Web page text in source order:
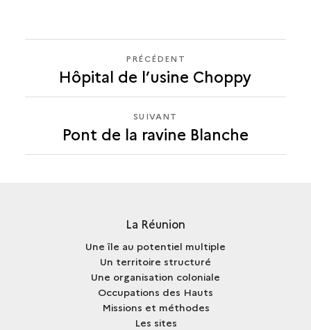
PRÉCÉDENT
PONT
BLANCHE
PRÉCÉDENT
Hôpital de l’usine Choppy
SUIVANT
PONT
SUIVANT
Pont de la ravine Blanche
La Réunion
Une île au potentiel multiple
Un territoire structuré
Une organisation coloniale
Occupations des Hauts
Missions et méthodes
Les sites